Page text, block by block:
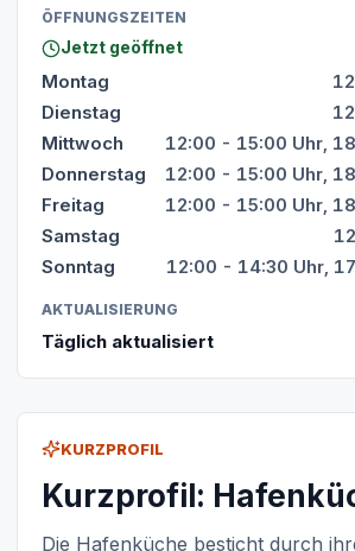
KURZPROFIL
Kurzprofil:
Die Hafenküche besticht durch
ÖFFNUNGSZEITEN
Jetzt geöffnet
Montag
Dienstag
Mittwoch
12:00 - 15:00 Uhr,
Donnerstag
12:00 - 15:00 Uhr,
Freitag
12:00 - 15:00 Uhr,
Samstag
Sonntag
12:00 - 14:30 Uhr,
AKTUALISIERUNG
Täglich aktualisiert